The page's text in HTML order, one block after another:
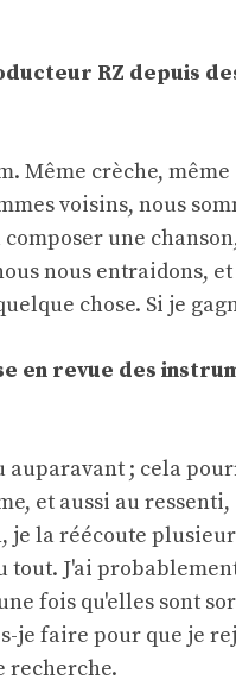
RZ depuis
Même crèche,
voisins, nous
une
nous entraidons,
chose. Si je
en revue des
auparavant ; cela
et aussi au ressenti,
je la réécoute
J'ai
fois qu'elles sont
je faire pour que je
recherche.